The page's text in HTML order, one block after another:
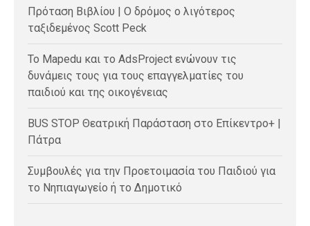
Πρόταση Βιβλίου | Ο δρόμος ο λιγότερος
ταξιδεμένος Scott Peck
Το Mapedu και το AdsProject ενώνουν τις
δυνάμεις τους για τους επαγγελματίες του
παιδιού και της οικογένειας
BUS STOP Θεατρική Παράσταση στο Επίκεντρο+ |
Πάτρα
Συμβουλές για την Προετοιμασία του Παιδιού για
το Νηπιαγωγείο ή το Δημοτικό